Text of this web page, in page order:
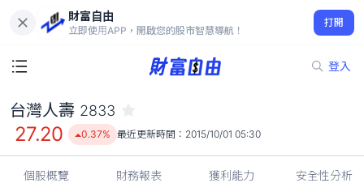
財富自由
立即使用APP，開啟您的股市智慧導航！
打開
登入
27.20
0.37%
台灣人壽 2833
27.20 0.37% 最近更新時間： 2015/10/01 05:30
個股概覽 財務報表 獲利能力 安全性分析